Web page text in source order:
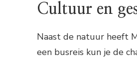
Cultuur en
Naast de natuur heeft
een busreis kun je de